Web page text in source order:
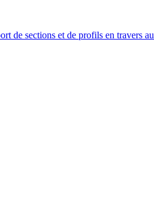
de sections et de profils en travers